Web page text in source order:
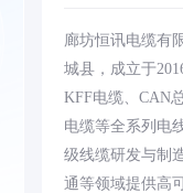
廊坊恒讯电缆有
城县，成立于
KFF电缆、CAN
电缆等全系列电
级线缆研发与制
通等领域提供高